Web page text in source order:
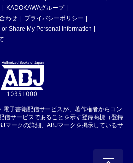
KADOKAWAグループ
わせ
プライバシーポリシー
or Share My Personal Information
電子書籍配信サービスが、著作権者からコン
信サービスであることを示す登録商標（登録
マークの詳細、ABJマークを掲示しているサ